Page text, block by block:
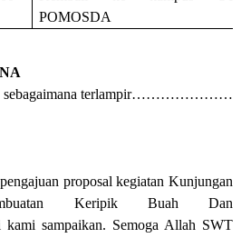
POMOSDA
sebagaimana terlampir…………………
proposal kegiatan Kunjungan
Keripik BuahDan
kami sampaikan. Semoga Allah SWT